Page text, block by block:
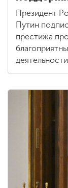
Президент
Путин
престижа
деятельности